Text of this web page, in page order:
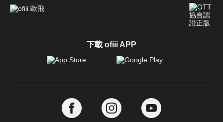
下載 ofiii APP